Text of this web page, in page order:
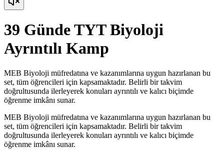
39 Günde TYT Biyoloji
Ayrıntılı Kamp
MEB Biyoloji müfredatına ve kazanımlarına uygun hazırlanan bu
set, tüm öğrencileri için kapsamaktadır. Belirli bir takvim
doğrultusunda ilerleyerek konuları ayrıntılı ve kalıcı biçimde
öğrenme imkânı sunar.
MEB Biyoloji müfredatına ve kazanımlarına uygun hazırlanan bu
set, tüm öğrencileri için kapsamaktadır. Belirli bir takvim
doğrultusunda ilerleyerek konuları ayrıntılı ve kalıcı biçimde
öğrenme imkânı sunar.